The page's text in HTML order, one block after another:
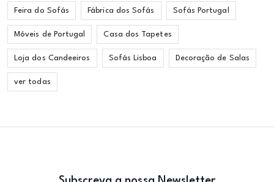
Feira do Sofás Fábrica dos Sofás Sofás Portugal
Móveis de Portugal Casa dos Tapetes
Loja dos Candeeiros Sofás Lisboa Decoração de Salas
ver todas